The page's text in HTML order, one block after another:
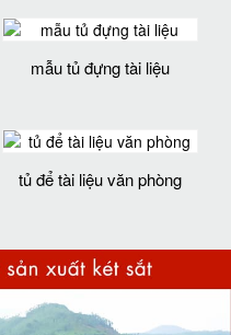
mẫu tủ đựng tài liệu
tủ để tài liệu văn phòng